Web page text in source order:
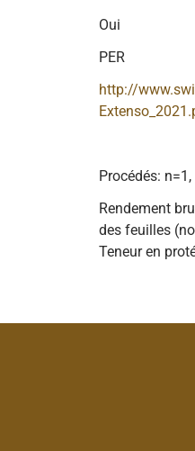
Oui
PER
http://
Procédés:
Rendement
des feuilles
Teneur en